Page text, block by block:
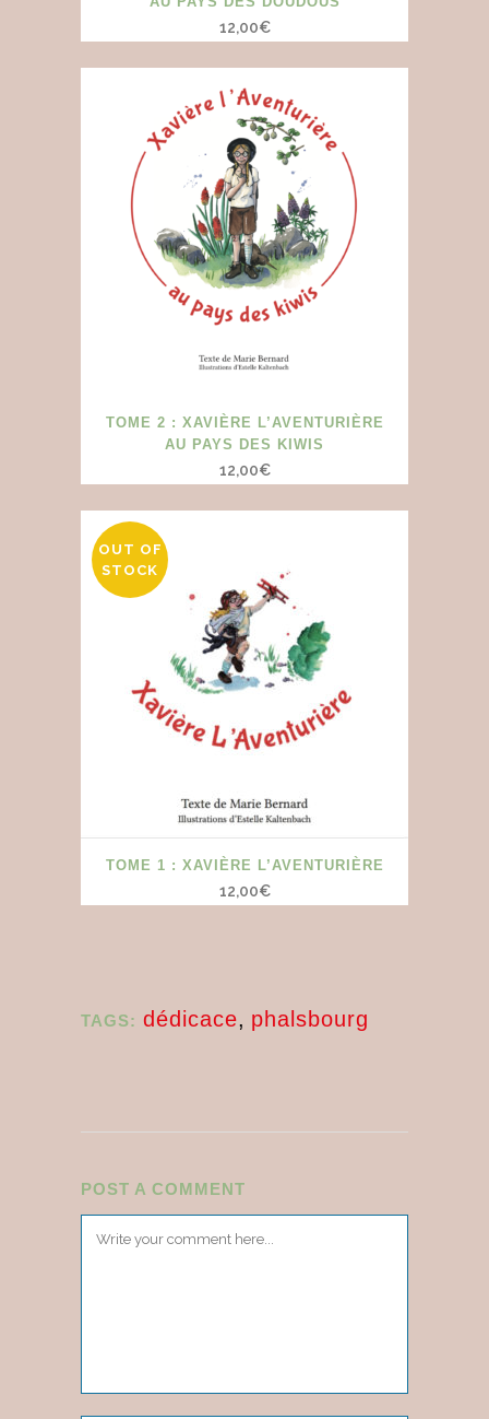
12,00€
TOME 2 : XAVIÈRE L’AVENTURIÈRE
AU PAYS DES KIWIS
12,00€
OUT OF
STOCK
TOME 1 : XAVIÈRE L’AVENTURIÈRE
12,00€
TAGS: dédicace, phalsbourg
POST A COMMENT